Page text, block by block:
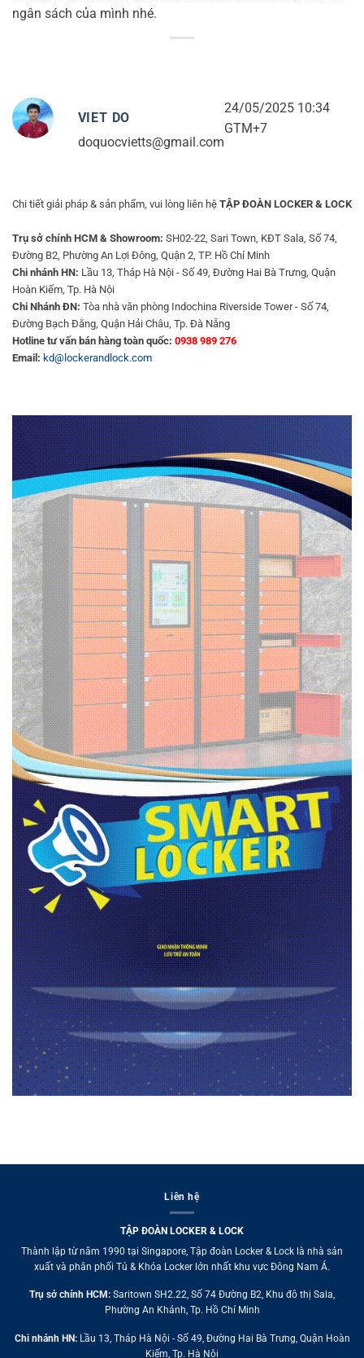
ngân sách của mình nhé.
VIET DO
doquocvietts@gmail.com
24/05/2025 10:34
GTM+7
Chi tiết giải pháp & sản phẩm, vui lòng liên hệ TẬP ĐOÀN LOCKER & LOCK
Trụ sở chính HCM & Showroom: SH02-22, Sari Town, KĐT Sala, Số 74,
Đường B2, Phường An Lợi Đông, Quận 2, TP. Hồ Chí Minh
Chi nhánh HN: Lầu 13, Tháp Hà Nội - Số 49, Đường Hai Bà Trưng, Quận
Hoàn Kiếm, Tp. Hà Nội
Chi Nhánh ĐN: Tòa nhà văn phòng Indochina Riverside Tower - Số 74,
Đường Bạch Đằng, Quận Hải Châu, Tp. Đà Nẵng
Hotline tư vấn bán hàng toàn quốc: 0938 989 276
Email: kd@lockerandlock.com
Liên hệ
TẬP ĐOÀN LOCKER & LOCK
Thành lập từ năm 1990 tại Singapore, Tập đoàn Locker & Lock là nhà sản
xuất và phân phối Tủ & Khóa Locker lớn nhất khu vực Đông Nam Á.
Trụ sở chính HCM: Saritown SH2.22, Số 74 Đường B2, Khu đô thị Sala,
Phường An Khánh, Tp. Hồ Chí Minh
Chi nhánh HN:Lầu 13, Tháp Hà Nội - Số 49, Đường Hai Bà Trưng, Quận Hoàn
Kiếm, Tp. Hà Nội